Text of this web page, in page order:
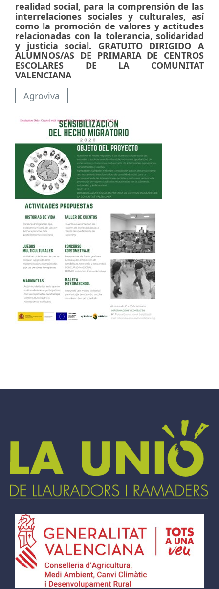
realidad social, para la comprensión de las
interrelaciones sociales y culturales, así
como la promoción de valores y actitudes
relacionadas con la tolerancia, solidaridad
y justicia social. GRATUITO DIRIGIDO A
ALUMNOS/AS DE PRIMARIA DE CENTROS
ESCOLARES DE LA COMUNITAT
VALENCIANA
Agroviva